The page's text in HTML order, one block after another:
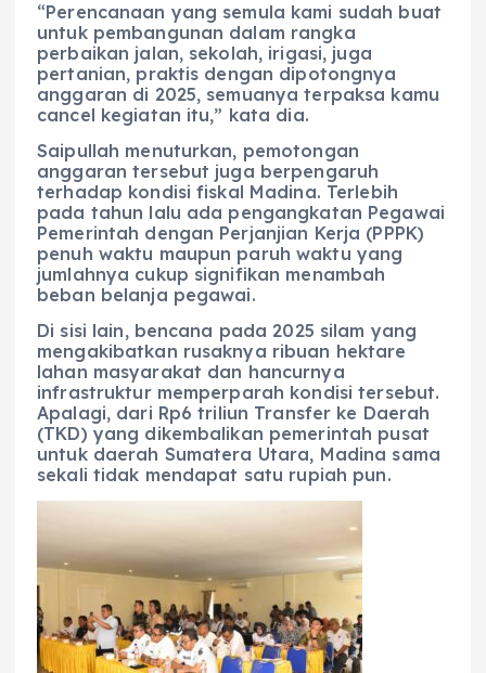
“Perencanaan yang semula kami sudah buat
untuk pembangunan dalam rangka
perbaikan jalan, sekolah, irigasi, juga
pertanian, praktis dengan dipotongnya
anggaran di 2025, semuanya terpaksa kamu
cancel kegiatan itu,” kata dia.
Saipullah menuturkan, pemotongan
anggaran tersebut juga berpengaruh
terhadap kondisi fiskal Madina. Terlebih
pada tahun lalu ada pengangkatan Pegawai
Pemerintah dengan Perjanjian Kerja (PPPK)
penuh waktu maupun paruh waktu yang
jumlahnya cukup signifikan menambah
beban belanja pegawai.
Di sisi lain, bencana pada 2025 silam yang
mengakibatkan rusaknya ribuan hektare
lahan masyarakat dan hancurnya
infrastruktur memperparah kondisi tersebut.
Apalagi, dari Rp6 triliun Transfer ke Daerah
(TKD) yang dikembalikan pemerintah pusat
untuk daerah Sumatera Utara, Madina sama
sekali tidak mendapat satu rupiah pun.